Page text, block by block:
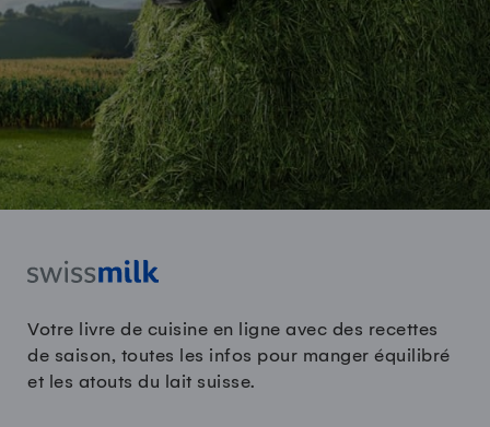
Votre livre de cuisine en ligne avec des recettes
de saison, toutes les infos pour manger équilibré
et les atouts du lait suisse.